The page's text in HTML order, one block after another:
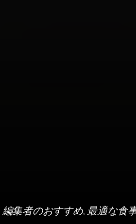
編集者のおすすめ, 最適な食